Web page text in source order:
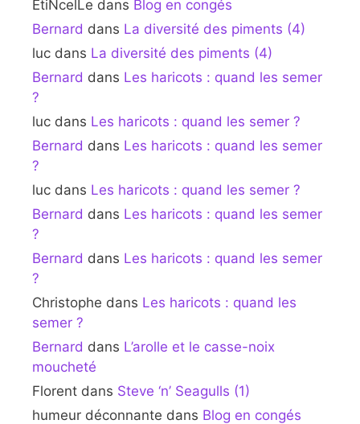
EtiNcelLe dans Blog en congés
Bernard dans La diversité des piments (4)
luc dans La diversité des piments (4)
Bernard dans Les haricots : quand les semer
?
luc dans Les haricots : quand les semer ?
Bernard dans Les haricots : quand les semer
?
luc dans Les haricots : quand les semer ?
Bernard dans Les haricots : quand les semer
?
Bernard dans Les haricots : quand les semer
?
Christophe dans Les haricots : quand les
semer ?
Bernard dans L’arolle et le casse-noix
moucheté
Florent dans Steve ‘n’ Seagulls (1)
humeur déconnante dans Blog en congés